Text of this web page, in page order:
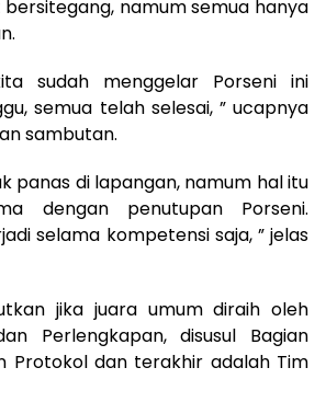
namum semua hanya
sudah menggelar Porseni ini
semua telah selesai, ” ucapnya
sambutan.
panas di lapangan, namum hal itu
dengan penutupan Porseni.
selama kompetensi saja, ” jelas
jika juara umum diraih oleh
Perlengkapan, disusul Bagian
Protokol dan terakhir adalah Tim